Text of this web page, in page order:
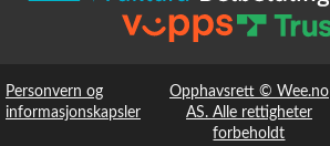
Personvern og
informasjonskapsler
Opphavsrett © Wee.no
AS. Alle rettigheter
forbeholdt